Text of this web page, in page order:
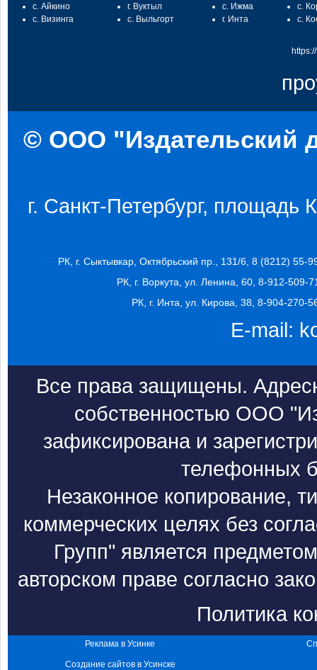
с. Айкино
с. Визинга
г. Вуктыл
с. Выльгорт
с. Ижма
г. Инта
с.
с.
© ООО "Издательский
г. Санкт-Петербург, площадь
РК, г. Сыктывкар, Октябрьский пр., 131/6, 8 (8212) 55-
РК, г. Воркута, ул. Ленина, 60, 8-912-509-
РК, г. Инта, ул. Кирова, 38, 8-904-270-
E-mail:
Все права защищены.
собственностью ООО
зафиксирована и
телефонных
Незаконное копирование,
коммерческих целях без
Групп" является
авторском праве согласно
Политика
Реклама в Усинке
Создание сайтов в Усинске